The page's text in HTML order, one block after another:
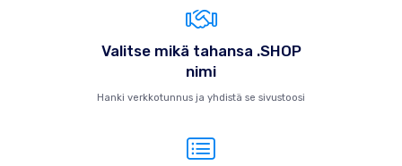
Valitse mikä tahansa .SHOP
nimi
Hanki verkkotunnus ja yhdistä se sivustoosi